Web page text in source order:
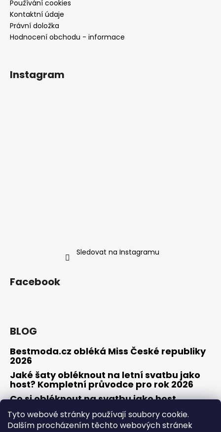
Tyto webové stránky používají soubory cookie.
Dalším procházením těchto webových stránek
Používání cookies
Kontaktní údaje
Právní doložka
Hodnocení obchodu - informace
Instagram
Sledovat na Instagramu
Facebook
BLOG
Bestmoda.cz obléká Miss České republiky
2026
Jaké šaty obléknout na letní svatbu jako
host? Kompletní průvodce pro rok 2026
Co si obléknout na svatbu jako host